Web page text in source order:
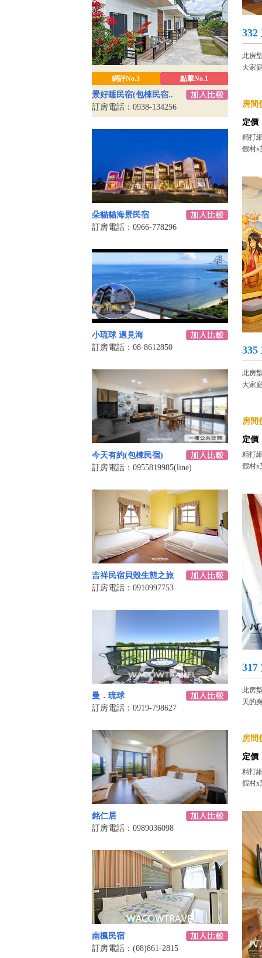
網評No.3 點擊No.1
景好睡民宿(包棟民宿..
訂房電話：0938-134256
朵貓貓海景民宿
訂房電話：0966-778296
小琉球 遇見海
訂房電話：08-8612850
今天有約(包棟民宿)
訂房電話：0955819985(line)
吉祥民宿貝殼生態之旅
訂房電話：0910997753
曼．琉球
訂房電話：0919-798627
銘仁居
訂房電話：0989036098
南楓民宿
訂房電話：(08)861-2815
332
此房
大家
房間
定價
精打
假村x
335
此房
大家
房間
定價
精打
假村x
317
此房
天的
房間
定價
精打
假村x